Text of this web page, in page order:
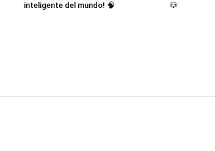
inteligente del mundo! 🧠
🐶